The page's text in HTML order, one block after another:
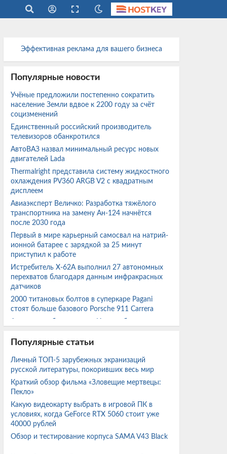
Эффективная реклама для вашего бизнеса
Популярные новости
Учёные предложили постепенно сократить
население Земли вдвое к 2200 году за счёт
социзменений
Единственный российский производитель
телевизоров обанкротился
АвтоВАЗ назвал минимальный ресурс новых
двигателей Lada
Thermalright представила систему жидкостного
охлаждения PV360 ARGB V2 с квадратным
дисплеем
Авиаэксперт Величко: Разработка тяжёлого
транспортника на замену Ан-124 начнётся
после 2030 года
Первый в мире карьерный самосвал на натрий-
ионной батарее с зарядкой за 25 минут
приступил к работе
Истребитель X-62A выполнил 27 автономных
перехватов благодаря данным инфракрасных
датчиков
2000 титановых болтов в суперкаре Pagani
стоят больше базового Porsche 911 Carrera
Индия отказалась от Су-57 и готовит
Энтузиаст собрал ПК на Core i7-3770 с RX 580
перехода под контроль Саудовской Аравии
У Сахалина впервые выловили 500 кг
Популярные статьи
Личный ТОП-5 зарубежных экранизаций
русской литературы, покоривших весь мир
Краткий обзор фильма «Зловещие мертвецы:
Пекло»
Какую видеокарту выбрать в игровой ПК в
условиях, когда GeForce RTX 5060 стоит уже
40000 рублей
Обзор и тестирование корпуса SAMA V43 Black